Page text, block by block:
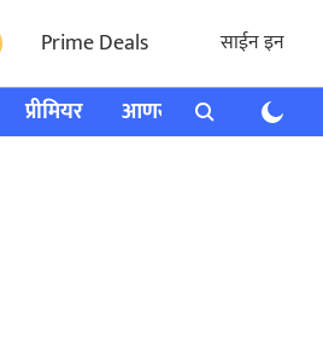
Prime Deals साईन इन
प्रीमियर आणखी राशी भविष्य